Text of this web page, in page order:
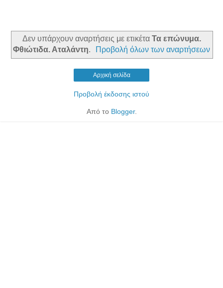
Δεν υπάρχουν αναρτήσεις με ετικέτα Τα επώνυμα.
Φθιώτιδα. Αταλάντη. Προβολή όλων των αναρτήσεων
Αρχική σελίδα
Προβολή έκδοσης ιστού
Από το Blogger.